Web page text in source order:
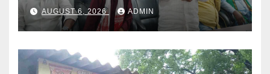
AUGUST 6, 2026 ADMIN